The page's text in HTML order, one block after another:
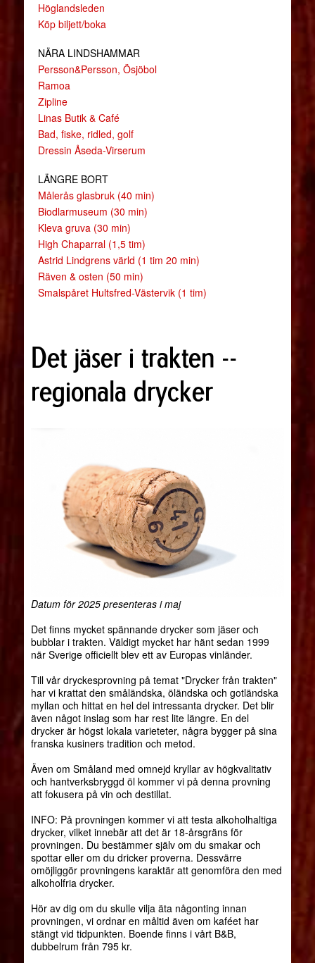
Höglandsleden
Köp biljett/boka
NÄRA LINDSHAMMAR
Persson&Persson, Ösjöbol
Ramoa
Zipline
Linas Butik & Café
Bad, fiske, ridled, golf
Dressin Åseda-Virserum
LÄNGRE BORT
Målerås glasbruk (40 min)
Biodlarmuseum (30 min)
Kleva gruva (30 min)
High Chaparral (1,5 tim)
Astrid Lindgrens värld (1 tim 20 min)
Räven & osten (50 min)
Smalspåret Hultsfred-Västervik (1 tim)
Det jäser i trakten --
regionala drycker
Datum för 2025 presenteras i maj
Det finns mycket spännande drycker som jäser och
bubblar i trakten. Väldigt mycket har hänt sedan 1999
när Sverige officiellt blev ett av Europas vinländer.
Till vår dryckesprovning på temat "Drycker från trakten"
har vi krattat den småländska, öländska och gotländska
myllan och hittat en hel del intressanta drycker. Det blir
även något inslag som har rest lite längre. En del
drycker är högst lokala varieteter, några bygger på sina
franska kusiners tradition och metod.
Även om Småland med omnejd kryllar av högkvalitativ
och hantverksbryggd öl kommer vi på denna provning
att fokusera på vin och destillat.
INFO: På provningen kommer vi att testa alkoholhaltiga
drycker, vilket innebär att det är 18-årsgräns för
provningen. Du bestämmer själv om du smakar och
spottar eller om du dricker proverna. Dessvärre
omöjliggör provningens karaktär att genomföra den med
alkoholfria drycker.
Hör av dig om du skulle vilja äta någonting innan
provningen, vi ordnar en måltid även om kaféet har
stängt vid tidpunkten. Boende finns i vårt B&B,
dubbelrum från 795 kr.